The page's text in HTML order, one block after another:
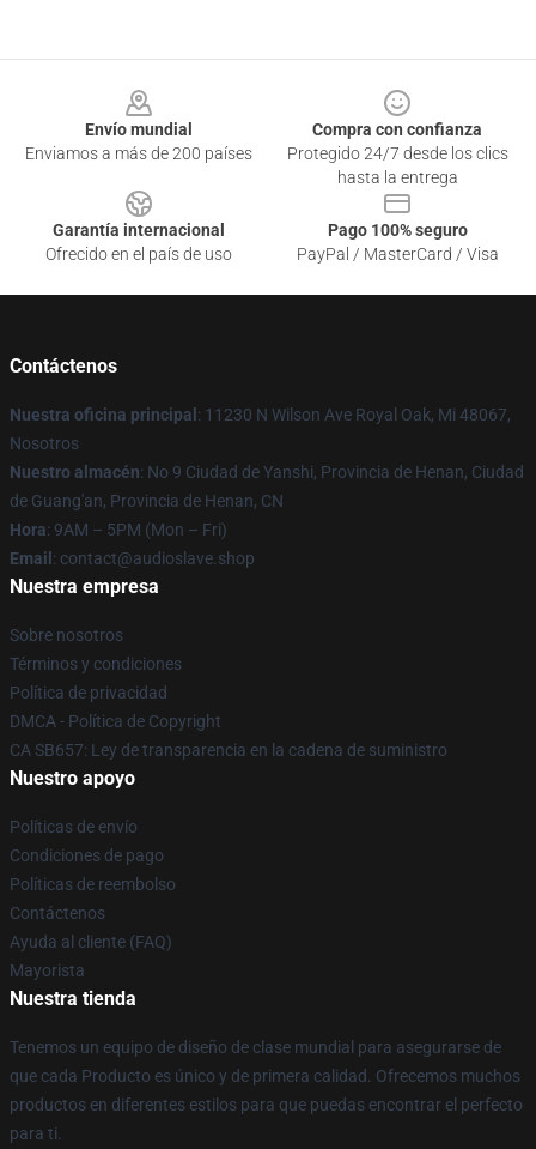
Envío mundial
Enviamos a más de 200 países
Compra con confianza
Protegido 24/7 desde los clics
hasta la entrega
Garantía internacional
Ofrecido en el país de uso
Pago 100% seguro
PayPal / MasterCard / Visa
Contáctenos
Nuestra oficina principal : 11230 N Wilson Ave Royal Oak, Mi 48067,
Nosotros
Nuestro almacén: No 9 Ciudad de Yanshi, Provincia de Henan, Ciudad
de Guang'an, Provincia de Henan, CN
Hora: 9AM – 5PM (Mon – Fri)
Email : contact@audioslave.shop
Nuestra empresa
Sobre nosotros
Términos y condiciones
Política de privacidad
DMCA - Política de Copyright
CA SB657: Ley de transparencia en la cadena de suministro
Nuestro apoyo
Políticas de envío
Condiciones de pago
Políticas de reembolso
Contáctenos
Ayuda al cliente (FAQ)
Mayorista
Nuestra tienda
Tenemos un equipo de diseño de clase mundial para asegurarse de
que cada Producto es único y de primera calidad. Ofrecemos muchos
productos en diferentes estilos para que puedas encontrar el perfecto
para ti.